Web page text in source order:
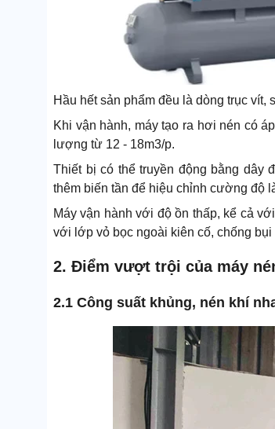
Hầu hết sản phẩm đều là dòng trục
Khi vận hành, máy tạo ra hơi nén có
lượng từ 12 - 18m3/p.
Thiết bị có thể truyền động bằng dây
thêm biến tần để hiệu chỉnh cường độ
Máy vận hành với độ ồn thấp, kể cả
với lớp vỏ bọc ngoài kiên cố, chống
2. Điểm vượt trội của máy
2.1 Công suất khủng, nén khí